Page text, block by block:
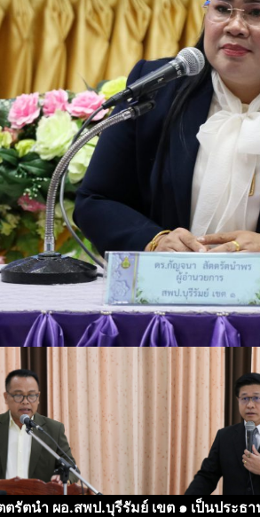
รัตนำ ผอ.สพป.บุรีรัมย์ เขต ๑ เป็นประ